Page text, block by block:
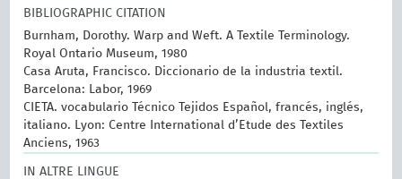
BIBLIOGRAPHIC CITATION
Burnham, Dorothy. Warp and Weft. A Textile Terminology.
Royal Ontario Museum, 1980
Casa Aruta, Francisco. Diccionario de la industria textil.
Barcelona: Labor, 1969
CIETA. vocabulario Técnico Tejidos Español, francés, inglés,
italiano. Lyon: Centre International d’Etude des Textiles
Anciens, 1963
IN ALTRE LINGUE